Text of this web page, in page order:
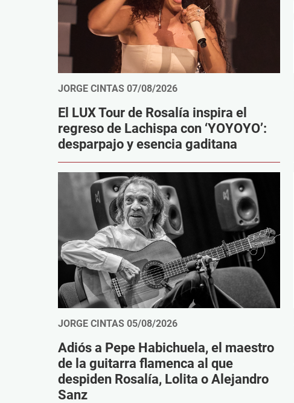
JORGE CINTAS 07/08/2026
El LUX Tour de Rosalía inspira el
regreso de Lachispa con ‘YOYOYO’:
desparpajo y esencia gaditana
JORGE CINTAS 05/08/2026
Adiós a Pepe Habichuela, el maestro
de la guitarra flamenca al que
despiden Rosalía, Lolita o Alejandro
Sanz